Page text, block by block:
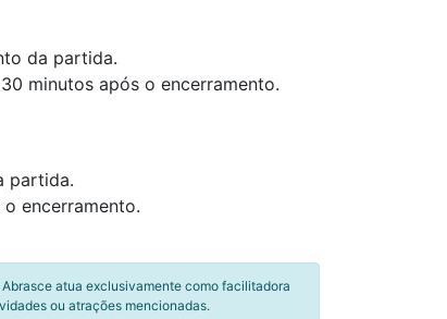
da partida.
minutos após o encerramento.
partida.
encerramento.
atua exclusivamente como facilitadora
ou atrações mencionadas.